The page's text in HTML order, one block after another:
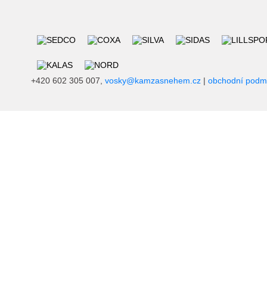
+420 602 305 007, vosky@kamzasnehem.cz | obchodní